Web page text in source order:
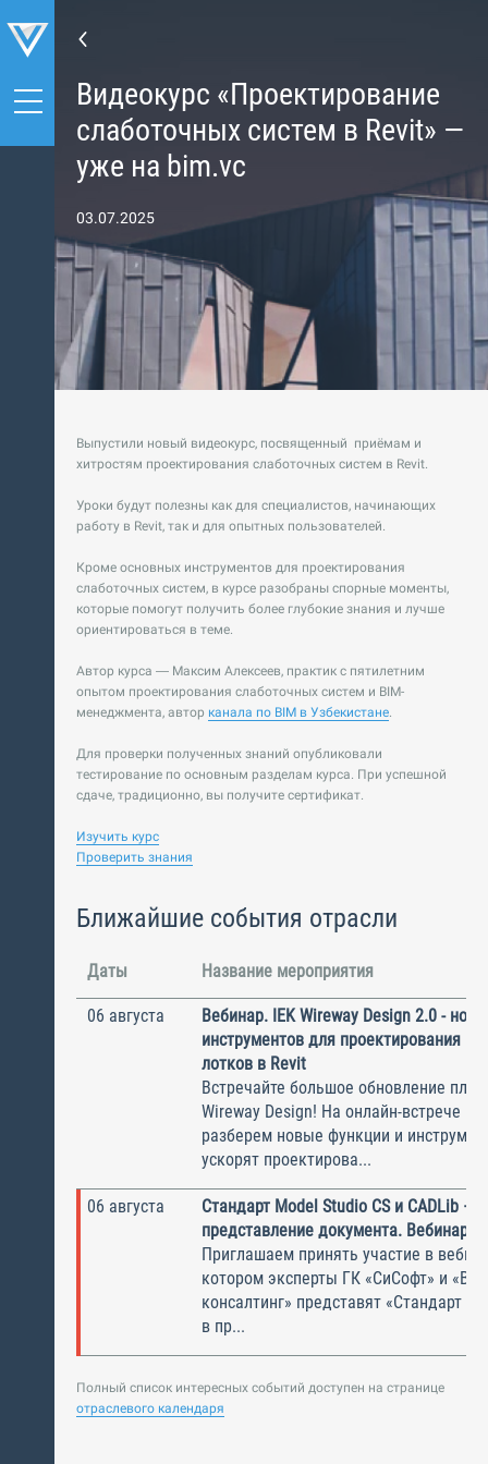
Видеокурс «Проектирование
слаботочных систем в Revit» —
уже на bim.vc
03.07.2025
Выпустили новый видеокурс, посвященный приёмам и
хитростям проектирования слаботочных систем в Revit.
Уроки будут полезны как для специалистов, начинающих
работу в Revit, так и для опытных пользователей.
Кроме основных инструментов для проектирования
слаботочных систем, в курсе разобраны спорные моменты,
которые помогут получить более глубокие знания и лучше
ориентироваться в теме.
Автор курса — Максим Алексеев, практик с пятилетним
опытом проектирования слаботочных систем и BIM-
менеджмента, автор канала по BIM в Узбекистане.
Для проверки полученных знаний опубликовали
тестирование по основным разделам курса. При успешной
сдаче, традиционно, вы получите сертификат.
Изучить курс
Проверить знания
Ближайшие события отрасли
Даты Название мероприятия
06 августа
Вебинар. IEK Wireway Design 2.0 -
инструментов для проектирования
лотков в Revit
Встречайте большое обновление
Wireway Design! На онлайн-встрече
разберем новые функции и
ускорят проектирова...
06 августа
Стандарт Model Studio CS и CADLib —
представление документа. Вебинар
Приглашаем принять участие в
котором эксперты ГК «СиСофт» и
консалтинг» представят «Стандарт
в пр...
Полный список интересных событий доступен на странице
отраслевого календаря